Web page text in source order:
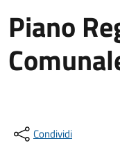
Piano
Condividi